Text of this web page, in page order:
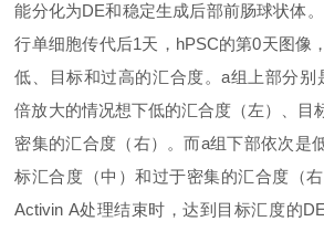
能分化为DE和稳定生成后部前肠球状体
行单细胞传代后1天，hPSC的第0天图像
低、目标和过高的汇合度。a组上部分别
倍放大的情况想下低的汇合度（左）、目
密集的汇合度（右）。而a组下部依次是
标汇合度（中）和过于密集的汇合度（
Activin A处理结束时，达到目标汇度的